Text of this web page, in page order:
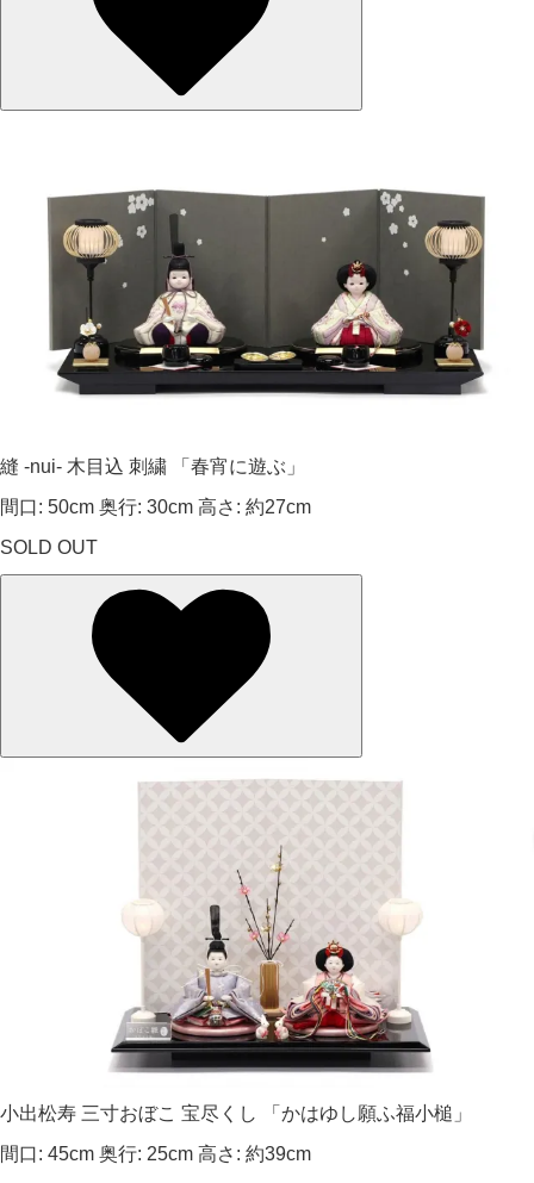
縫 -nui- 木目込 刺繍 「春宵に遊ぶ」
間口: 50cm 奥行: 30cm 高さ: 約27cm
SOLD OUT
小出松寿 三寸おぼこ 宝尽くし 「かはゆし願ふ福小槌」
間口: 45cm 奥行: 25cm 高さ: 約39cm